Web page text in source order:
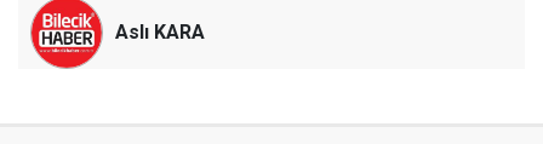
Aslı KARA